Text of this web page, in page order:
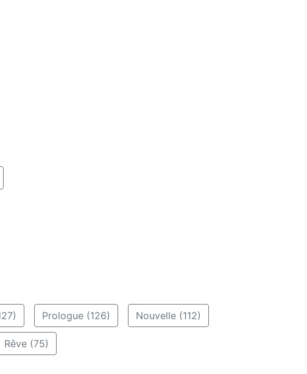
Prologue (126) Nouvelle (112)
Rêve (75)